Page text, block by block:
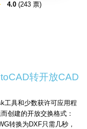
4.0 (243 票)
转开放CAD
具和少数获许可应用程
创建的开放交换格式：
转换为DXF只需几秒，